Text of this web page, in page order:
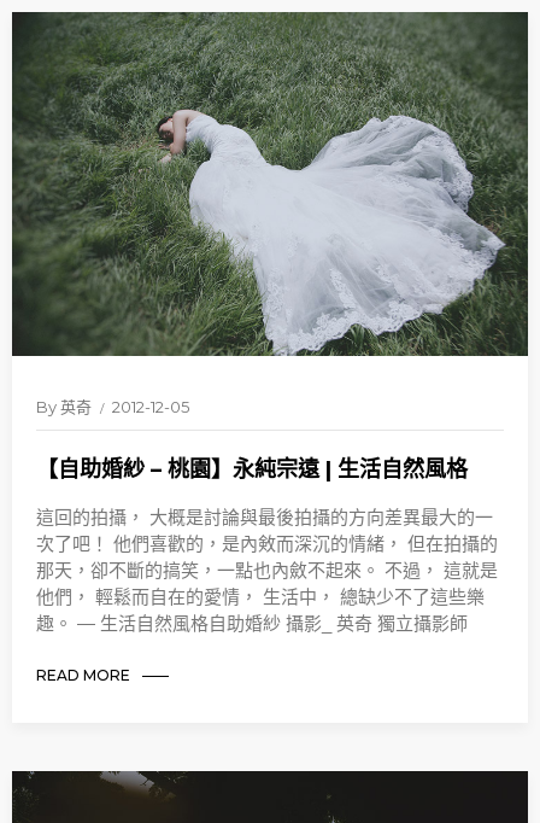
By英奇 2012-12-05
【自助婚紗 – 桃園】永純宗遠 | 生活自然風格
這回的拍攝， 大概是討論與最後拍攝的方向差異最大的一
次了吧！ 他們喜歡的，是內㪘而深沉的情緒， 但在拍攝的
那天，卻不斷的搞笑，一點也內斂不起來。 不過， 這就是
他們， 輕鬆而自在的愛情， 生活中， 總缺少不了這些樂
趣。 — 生活自然風格自助婚紗 攝影_ 英奇 獨立攝影師
READ MORE